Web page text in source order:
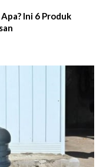
Ini 6 Produk